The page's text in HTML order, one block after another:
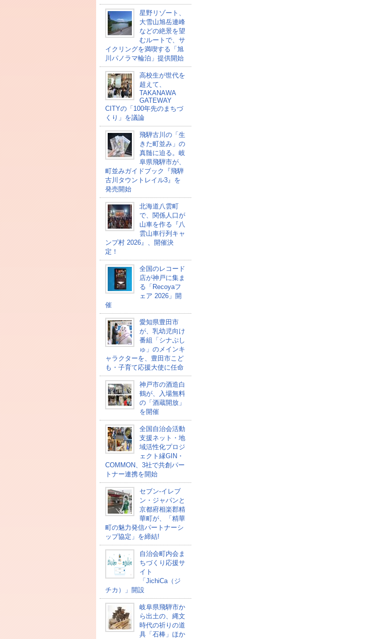
星野リゾート、
大雪山旭岳連峰
などの絶景を望
むルートで、サ
イクリングを満喫する「旭
川パノラマ輪泊」提供開始
高校⽣が世代を
超えて、
TAKANAWA
GATEWAY
CITYの「100年先のまちづ
くり」を議論
飛騨古川の「生
きた町並み」の
真髄に迫る。岐
阜県飛騨市が、
町並みガイドブック『飛騨
古川タウントレイル3』を
発売開始
北海道八雲町
で、関係人口が
山車を作る『八
雲山車行列キャ
ンプ村 2026』、開催決
定！
全国のレコード
店が神戸に集ま
る「Recoyaフ
ェア 2026」開
催
愛知県豊田市
が、乳幼児向け
番組「シナぷし
ゅ」のメインキ
ャラクターを、豊田市こど
も・子育て応援大使に任命
神戸市の酒造白
鶴が、入場無料
の「酒蔵開放」
を開催
全国自治会活動
支援ネット・地
域活性化プロジ
ェクト縁GIN・
COMMON、3社で共創パー
トナー連携を開始
セブン‐イレブ
ン・ジャパンと
京都府相楽郡精
華町が、「精華
町の魅力発信パートナーシ
ップ協定」を締結!
自治会町内会ま
ちづくり応援サ
イト
「JichiCa（ジ
チカ）」開設
岐阜県飛騨市か
ら出土の、縄文
時代の祈りの道
具「石棒」ほか